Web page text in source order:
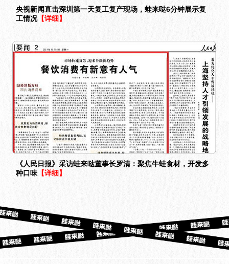
央视新闻直击深圳第一天复工复产现场，蛙来哒6分钟展示复
工情况【详细】
《人民日报》采访蛙来哒董事长罗清：聚焦牛蛙食材，开发多
种口味 【详细】